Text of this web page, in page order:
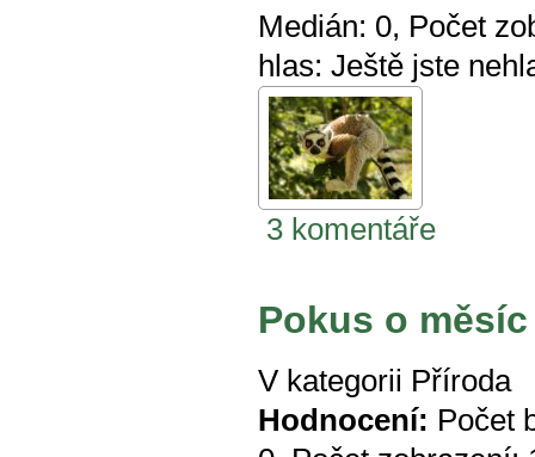
Medián: 0, Počet
hlas: Ještě jste
3 komentáře
Pokus o měsíc
V kategorii Příroda
Hodnocení: Počet